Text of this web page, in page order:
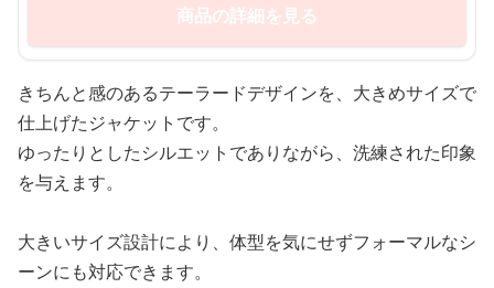
商品の詳細を見る
きちんと感のあるテーラードデザインを、大きめサイズで
仕上げたジャケットです。
ゆったりとしたシルエットでありながら、洗練された印象
を与えます。
大きいサイズ設計により、体型を気にせずフォーマルなシ
ーンにも対応できます。